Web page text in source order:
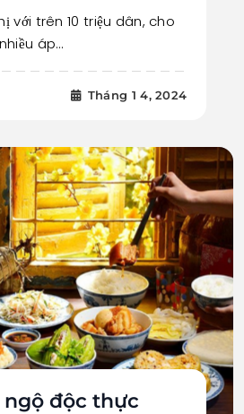
với trên 10 triệu dân, cho
áp…
Tháng 1 4, 2024
độc thực